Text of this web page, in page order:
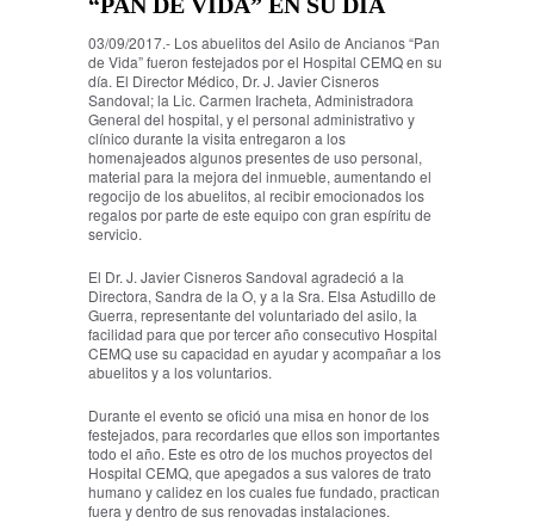
“PAN DE VIDA” EN SU DÍA
03/09/2017.- Los abuelitos del Asilo de Ancianos “Pan
de Vida” fueron festejados por el Hospital CEMQ en su
día. El Director Médico, Dr. J. Javier Cisneros
Sandoval; la Lic. Carmen Iracheta, Administradora
General del hospital, y el personal administrativo y
clínico durante la visita entregaron a los
homenajeados algunos presentes de uso personal,
material para la mejora del inmueble, aumentando el
regocijo de los abuelitos, al recibir emocionados los
regalos por parte de este equipo con gran espíritu de
servicio.
El Dr. J. Javier Cisneros Sandoval agradeció a la
Directora, Sandra de la O, y a la Sra. Elsa Astudillo de
Guerra, representante del voluntariado del asilo, la
facilidad para que por tercer año consecutivo Hospital
CEMQ use su capacidad en ayudar y acompañar a los
abuelitos y a los voluntarios.
Durante el evento se ofició una misa en honor de los
festejados, para recordarles que ellos son importantes
todo el año. Este es otro de los muchos proyectos del
Hospital CEMQ, que apegados a sus valores de trato
humano y calidez en los cuales fue fundado, practican
fuera y dentro de sus renovadas instalaciones.